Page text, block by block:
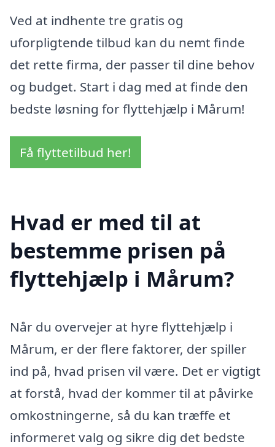
Ved at indhente tre gratis og
uforpligtende tilbud kan du nemt finde
det rette firma, der passer til dine behov
og budget. Start i dag med at finde den
bedste løsning for flyttehjælp i Mårum!
Få flyttetilbud her!
Hvad er med til at
bestemme prisen på
flyttehjælp i Mårum?
Når du overvejer at hyre flyttehjælp i
Mårum, er der flere faktorer, der spiller
ind på, hvad prisen vil være. Det er vigtigt
at forstå, hvad der kommer til at påvirke
omkostningerne, så du kan træffe et
informeret valg og sikre dig det bedste